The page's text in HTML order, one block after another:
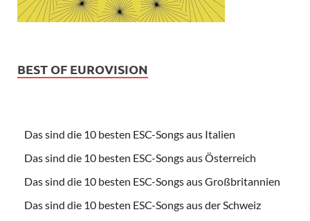
BEST OF EUROVISION
Das sind die 10 besten ESC-Songs aus Italien
Das sind die 10 besten ESC-Songs aus Österreich
Das sind die 10 besten ESC-Songs aus Großbritannien
Das sind die 10 besten ESC-Songs aus der Schweiz